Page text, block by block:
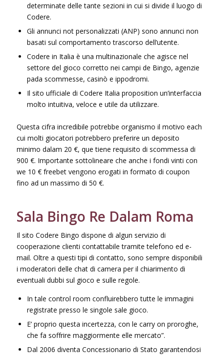
determinate delle tante sezioni in cui si divide il luogo di
Codere.
Gli annunci not personalizzati (ANP) sono annunci non
basati sul comportamento trascorso dell’utente.
Codere in Italia è una multinazionale che agisce nel
settore del gioco corretto nei campi de Bingo, agenzie
pada scommesse, casinò e ippodromi.
Il sito ufficiale di Codere Italia proposition un’interfaccia
molto intuitiva, veloce e utile da utilizzare.
Questa cifra incredibile potrebbe organismo il motivo each
cui molti giocatori potrebbero preferire un deposito
minimo dalam 20 €, que tiene requisito di scommessa di
900 €. Importante sottolineare che anche i fondi vinti con
we 10 € freebet vengono erogati in formato di coupon
fino ad un massimo di 50 €.
Sala Bingo Re Dalam Roma
Il sito Codere Bingo dispone di algun servizio di
cooperazione clienti contattabile tramite telefono ed e-
mail. Oltre a questi tipi di contatto, sono sempre disponibili
i moderatori delle chat di camera per il chiarimento di
eventuali dubbi sul gioco e sulle regole.
In tale control room confluirebbero tutte le immagini
registrate presso le singole sale gioco.
E’ proprio questa incertezza, con le carry on proroghe,
che fa soffrire maggiormente elle mercato”.
Dal 2006 diventa Concessionario di Stato garantendosi